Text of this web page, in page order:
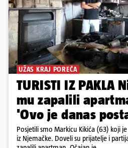
UŽAS KRAJ POREČA
TURISTI IZ PAKLA
mu zapalili
'Ovo je danas
Posjetili smo Markicu Kikića (63) koji
iz Njemačke. Doveli su prijatelje i